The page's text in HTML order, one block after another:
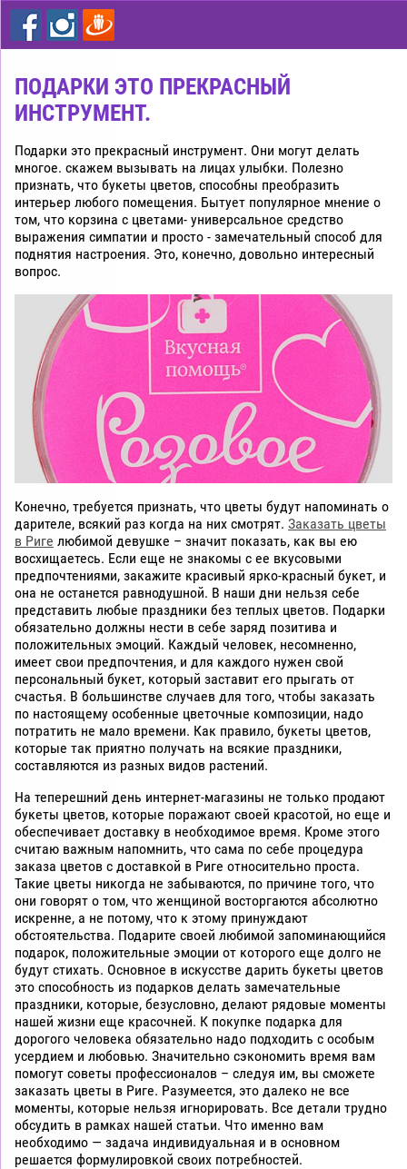
цветы
дешево
Рига
ПОДАРКИ ЭТО ПРЕКРАСНЫЙ
ИНСТРУМЕНТ.
Подарки это прекрасный инструмент. Они могут делать
многое. скажем вызывать на лицах улыбки. Полезно
признать, что букеты цветов, способны преобразить
интерьер любого помещения. Бытует популярное мнение о
том, что корзина с цветами- универсальное средство
выражения симпатии и просто - замечательный способ для
поднятия настроения. Это, конечно, довольно интересный
вопрос.
Конечно, требуется признать, что цветы будут напоминать о
дарителе, всякий раз когда на них смотрят. Заказать цветы
в Риге любимой девушке – значит показать, как вы ею
восхищаетесь. Если еще не знакомы с ее вкусовыми
предпочтениями, закажите красивый ярко-красный букет, и
она не останется равнодушной. В наши дни нельзя себе
представить любые праздники без теплых цветов. Подарки
обязательно должны нести в себе заряд позитива и
положительных эмоций. Каждый человек, несомненно,
имеет свои предпочтения, и для каждого нужен свой
персональный букет, который заставит его прыгать от
счастья. В большинстве случаев для того, чтобы заказать
по настоящему особенные цветочные композиции, надо
потратить не мало времени. Как правило, букеты цветов,
которые так приятно получать на всякие праздники,
составляются из разных видов растений.
На теперешний день интернет-магазины не только продают
букеты цветов, которые поражают своей красотой, но еще и
обеспечивает доставку в необходимое время. Кроме этого
считаю важным напомнить, что сама по себе процедура
заказа цветов с доставкой в Риге относительно проста.
Такие цветы никогда не забываются, по причине того, что
они говорят о том, что женщиной восторгаются абсолютно
искренне, а не потому, что к этому принуждают
обстоятельства. Подарите своей любимой запоминающийся
подарок, положительные эмоции от которого еще долго не
будут стихать. Основное в искусстве дарить букеты цветов
это способность из подарков делать замечательные
праздники, которые, безусловно, делают рядовые моменты
нашей жизни еще красочней. К покупке подарка для
дорогого человека обязательно надо подходить с особым
усердием и любовью. Значительно сэкономить время вам
помогут советы профессионалов – следуя им, вы сможете
заказать цветы в Риге. Разумеется, это далеко не все
моменты, которые нельзя игнорировать. Все детали трудно
обсудить в рамках нашей статьи. Что именно вам
необходимо — задача индивидуальная и в основном
решается формулировкой своих потребностей.